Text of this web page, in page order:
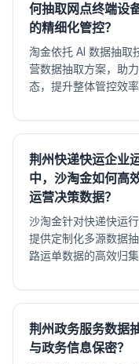
何抽取网点终端设
的精细化管控？
淘金依托 AI 数据抽取
营数据抽取方案，助
态，提升整体管控效率
荆州快递快运企业
中，沙淘金如何高
运营决策数据？
沙淘金针对快递快运
提供定制化多源数据
路运单数据的高效归
荆州政务服务数据
与政务信息保密？